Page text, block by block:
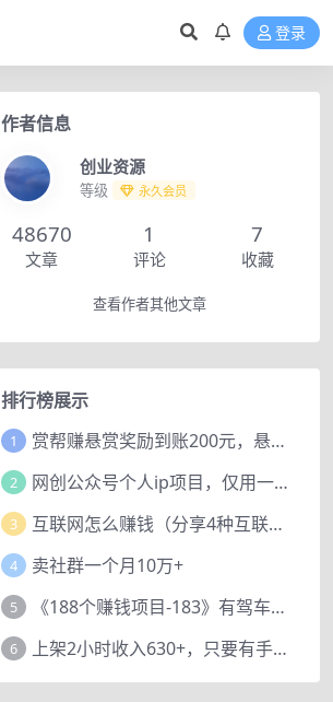
登录
作者信息
创业资源
等级 永久会员
48670
文章
1
评论
7
收藏
查看作者其他文章
排行榜展示
1 赏帮赚悬赏奖励到账200元，悬赏任务多劳多得，人人可做。
2 网创公众号个人ip项目，仅用一篇文章做到全网引流！
3 互联网怎么赚钱（分享4种互联网赚钱模式）
4 卖社群一个月10万+
5 《188个赚钱项目-183》有驾车评项目，动动小手，复制粘贴赚44元！
6 上架2小时收入630+，只要有手就能做的AI搞钱项目，奶奶看完都能学会!